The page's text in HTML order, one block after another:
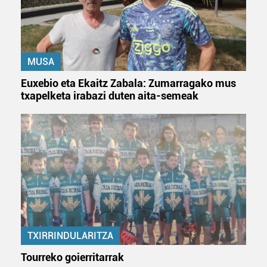
baliatzen gara. Ohar hau onartuz gero, teknologia hori
erabiltzeko baimen esplizitua ematen diguzu.Gehiago
irakurri
MUSA
Euxebio eta Ekaitz Zabala: Zumarragako mus
txapelketa irabazi duten aita-semeak
TXIRRINDULARITZA
Tourreko goierritarrak